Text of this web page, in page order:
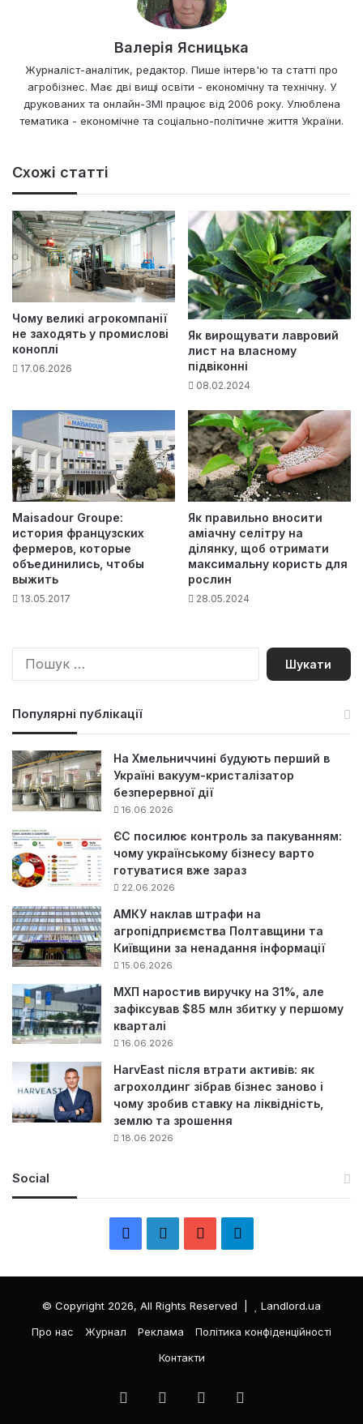
Валерія Ясницька
Журналіст-аналітик, редактор. Пише інтерв'ю та статті про
агробізнес. Має дві вищі освіти - економічну та технічну. У
друкованих та онлайн-ЗМІ працює від 2006 року. Улюблена
тематика - економічне та соціально-політичне життя України.
Схожі статті
Чому великі агрокомпанії
не заходять у промислові
коноплі
17.06.2026
Як вирощувати лавровий
лист на власному
підвіконні
08.02.2024
Maisadour Groupe:
история французских
фермеров, которые
объединились, чтобы
выжить
13.05.2017
Як правильно вносити
аміачну селітру на
ділянку, щоб отримати
максимальну користь для
рослин
28.05.2024
П
Популярні публікації
На Хмельниччині будують перший в
Україні вакуум-кристалізатор
безперервної дії
16.06.2026
ЄС посилює контроль за пакуванням:
чому українському бізнесу варто
готуватися вже зараз
22.06.2026
АМКУ наклав штрафи на
агропідприємства Полтавщини та
Київщини за ненадання інформації
15.06.2026
МХП наростив виручку на 31%, але
зафіксував $85 млн збитку у першому
кварталі
16.06.2026
HarvEast після втрати активів: як
агрохолдинг зібрав бізнес заново і
чому зробив ставку на ліквідність,
землю та зрошення
18.06.2026
Social
c
e
n
k
e
T
л
е
р
© Copyright 2026, All Rights Reserved |
Landlord.ua
Про нас
Журнал Реклама
Політика конфіденційності
Контакти
FacebookLinkedInYouTube